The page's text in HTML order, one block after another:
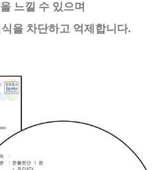
느낄 수 있으며
을 차단하고 억제합니다.